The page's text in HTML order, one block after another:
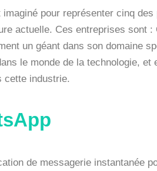
pour représenter cinq
actuelle. Ces entreprises sont
un géant dans son domaine
le monde de la technologie,
cette industrie.
de messagerie instantanée